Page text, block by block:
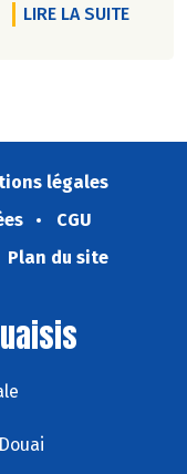
LIRE LA SUITEDE
légales
CGU
Plan du site